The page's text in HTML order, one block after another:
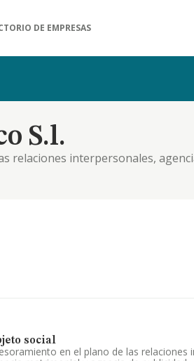
DE EMPRESAS
S.l.
relaciones interpersonales,
social
en el plano de las relaciones